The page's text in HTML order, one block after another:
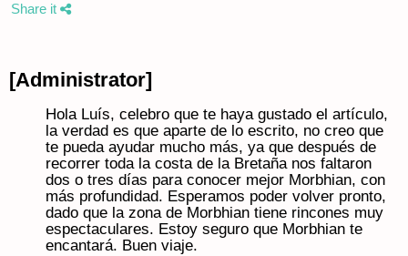
Share it
[Administrator]
Hola Luís, celebro que te haya gustado el artículo,
la verdad es que aparte de lo escrito, no creo que
te pueda ayudar mucho más, ya que después de
recorrer toda la costa de la Bretaña nos faltaron
dos o tres días para conocer mejor Morbhian, con
más profundidad. Esperamos poder volver pronto,
dado que la zona de Morbhian tiene rincones muy
espectaculares. Estoy seguro que Morbhian te
encantará. Buen viaje.